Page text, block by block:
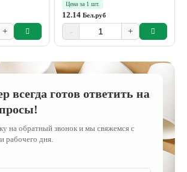
+
Цена за 1 шт.
12.14 Бел.руб
- +
всегда готов ответить на
на обратный звонок и мы свяжемся с
рабочего дня.